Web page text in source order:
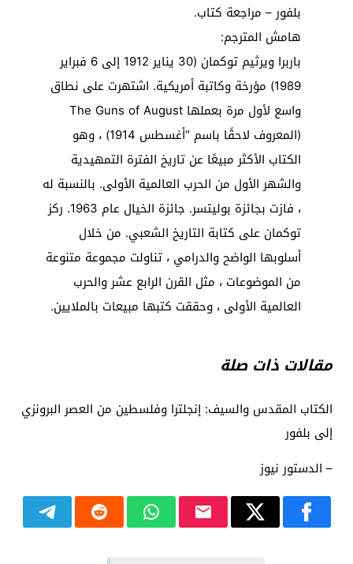
بلفور – مراجعة كتاب.
هامش المترجم:
باربرا ويرثيم توكمان (30 يناير 1912 إلى 6 فبراير
1989) مؤرخة وكاتبة أمريكية. اشتهرت على نطاق
واسع لأول مرة بعملها The Guns of August
(المعروف لاحقًا باسم “أغسطس 1914) ، وهو
الكتاب الأكثر مبيعًا عن تاريخ الفترة التمهيدية
والشهر الأول من الحرب العالمية الأولى. بالنسبة له
، فازت بجائزة بوليتسر. جائزة الخيال عام 1963. ركز
توكمان على كتابة التاريخ الشعبي. من خلال
أسلوبها الواضح والدرامي ، تناولت مجموعة متنوعة
من الموضوعات ، مثل القرن الرابع عشر والحرب
العالمية الأولى ، وحققت كتبها مبيعات بالملايين.
مقالات ذات صلة
الكتاب المقدس والسيف: إنجلترا وفلسطين من العصر البرونزي
إلى بلفور
– الدستور نيوز